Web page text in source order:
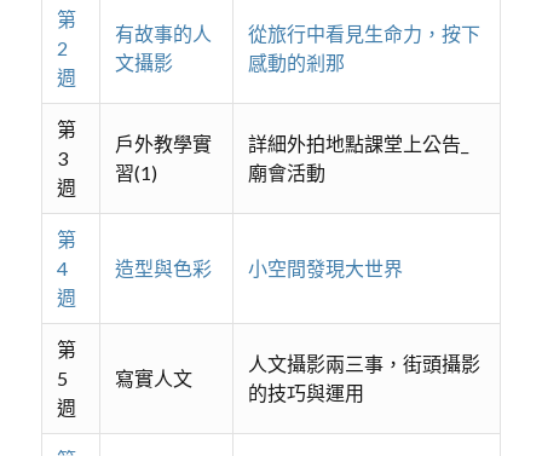
第
2
週
有故事的人
文攝影
從旅行中看見生命力，按下
感動的剎那
第
3
週
戶外教學實
習(1)
詳細外拍地點課堂上公告_
廟會活動
第
4
週
造型與色彩 小空間發現大世界
第
5
週
寫實人文
人文攝影兩三事，街頭攝影
的技巧與運用